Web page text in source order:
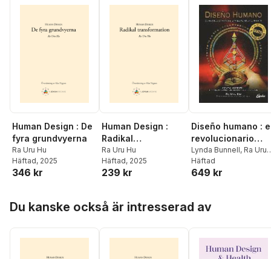
Human Design : De
fyra grundvyerna
Ra Uru Hu
Häftad, 2025
346 kr
Human Design :
Radikal
transformation
Ra Uru Hu
Häftad, 2025
239 kr
Diseño humano :
revolucionario
sistema de
autoconocimiento
Lynda Bunnell, Ra Uru
Hu
Häftad
649 kr
Du kanske också är intresserad av